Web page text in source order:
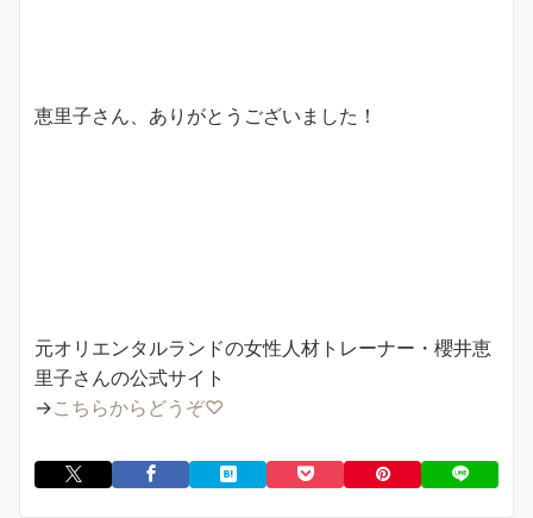
恵里子さん、ありがとうございました！
元オリエンタルランドの女性人材トレーナー・櫻井恵
里子さんの公式サイト
→こちらからどうぞ♡